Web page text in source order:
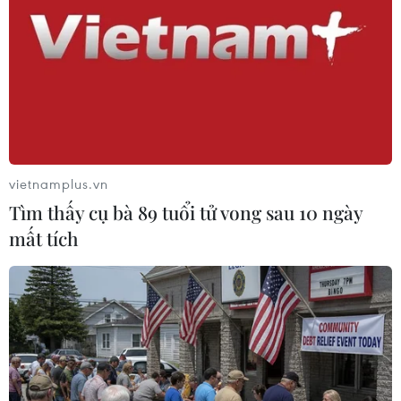
nhân của người dùng, đặc biệt là những người sử dụng
hệ điều hành Android có tài khoản Google."
Anh điều tra vai trò của Facebook, Google
vietnamplus.vn
Tìm thấy cụ bà 89 tuổi tử vong sau 10 ngày
mất tích